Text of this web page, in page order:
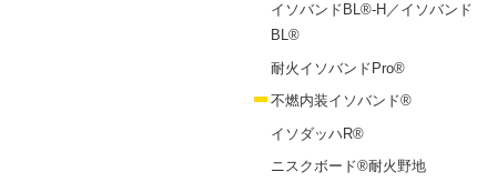
イソバンドBL®-H／イソバンド
BL®
耐火イソバンドPro®
不燃内装イソバンド®
イソダッハR®
ニスクボード®耐火野地